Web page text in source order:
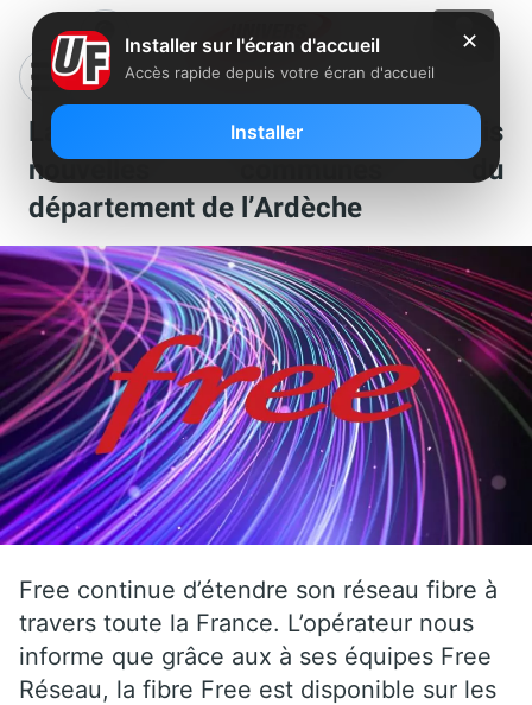
La fibre Free s’installe dans trois
nouvelles communes du
département de l’Ardèche
Free continue d’étendre son réseau fibre à
travers toute la France. L’opérateur nous
informe que grâce aux à ses équipes Free
Réseau, la fibre Free est disponible sur les
✕
Installer sur l'écran d'accueil
Accès rapide depuis votre écran d'accueil
Installer